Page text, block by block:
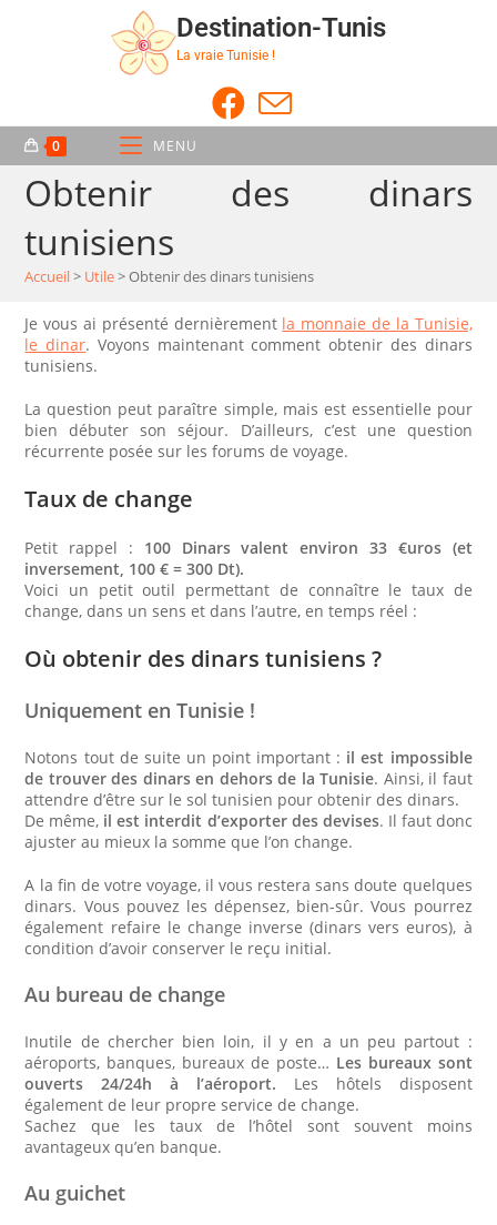
Destination-Tunis
La vraie Tunisie !
0 MENU
Obtenir des dinars
tunisiens
Accueil> Utile>Obtenir des dinars tunisiens
Je vous ai présenté dernièrement la monnaie de la Tunisie,
le dinar. Voyons maintenant comment obtenir des dinars
tunisiens.
La question peut paraître simple, mais est essentielle pour
bien débuter son séjour. D’ailleurs, c’est une question
récurrente posée sur les forums de voyage.
Taux de change
Petit rappel : 100 Dinars valent environ 33 €uros (et
inversement, 100 € = 300 Dt).
Voici un petit outil permettant de connaître le taux de
change, dans un sens et dans l’autre, en temps réel :
Où obtenir des dinars tunisiens ?
Uniquement en Tunisie !
Notons tout de suite un point important : il est impossible
de trouver des dinars en dehors de la Tunisie. Ainsi, il faut
attendre d’être sur le sol tunisien pour obtenir des dinars.
De même, il est interdit d’exporter des devises. Il faut donc
ajuster au mieux la somme que l’on change.
A la fin de votre voyage, il vous restera sans doute quelques
dinars. Vous pouvez les dépensez, bien-sûr. Vous pourrez
également refaire le change inverse (dinars vers euros), à
condition d’avoir conserver le reçu initial.
Au bureau de change
Inutile de chercher bien loin, il y en a un peu partout :
aéroports, banques, bureaux de poste… Les bureaux sont
ouverts 24/24h à l’aéroport. Les hôtels disposent
également de leur propre service de change.
Sachez que les taux de l’hôtel sont souvent moins
avantageux qu’en banque.
Au guichet